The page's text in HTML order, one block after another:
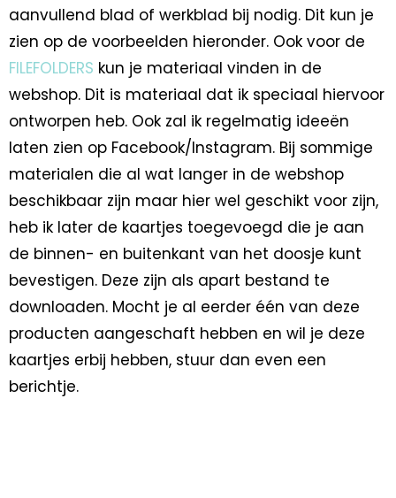
aanvullend blad of werkblad bij nodig. Dit kun je
zien op de voorbeelden hieronder. Ook voor de
FILEFOLDERS kun je materiaal vinden in de
webshop. Dit is materiaal dat ik speciaal hiervoor
ontworpen heb. Ook zal ik regelmatig ideeën
laten zien op Facebook/Instagram. Bij sommige
materialen die al wat langer in de webshop
beschikbaar zijn maar hier wel geschikt voor zijn,
heb ik later de kaartjes toegevoegd die je aan
de binnen- en buitenkant van het doosje kunt
bevestigen. Deze zijn als apart bestand te
downloaden. Mocht je al eerder één van deze
producten aangeschaft hebben en wil je deze
kaartjes erbij hebben, stuur dan even een
berichtje.